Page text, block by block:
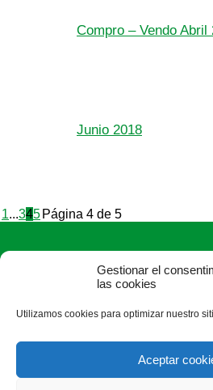
Gestionar el
las cookies
Utilizamos cookies para optimizar nuestro
Aceptar
Compro – Vendo Abril
Junio 2018
1...345 Página 4 de 5
ASAJA León -
Paseo Salamanca, 1 bajo - 24009
987 24 52 31 · Fax: +34 987 87 60